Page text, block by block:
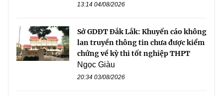
13:14 04/08/2026
Sở GDĐT Đắk Lắk: Khuyến cáo không
lan truyền thông tin chưa được kiểm
chứng về kỳ thi tốt nghiệp THPT
Ngọc Giàu
20:34 03/08/2026